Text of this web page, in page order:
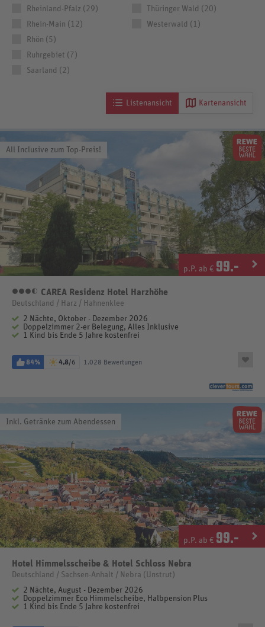
Rheinland-Pfalz (29)
Rhein-Main (12)
Rhön (5)
Ruhrgebiet (7)
Saarland (2)
Thüringer Wald (20)
Westerwald (1)
Listenansicht Kartenansicht
All Inclusive zum Top-Preis!
p.P. ab € 99.-
3,5 Sterne
CAREA Residenz Hotel Harzhöhe
Deutschland / Harz / Hahnenklee
2 Nächte, Oktober - Dezember 2026
Doppelzimmer 2-er Belegung, Alles Inklusive
1 Kind bis Ende 5 Jahre kostenfrei
84% 4,8/6 1.028 Bewertungen
Inkl. Getränke zum Abendessen
p.P. ab € 99.-
Hotel Himmelsscheibe & Hotel Schloss Nebra
Deutschland / Sachsen-Anhalt / Nebra (Unstrut)
2 Nächte, August - Dezember 2026
Doppelzimmer Eco Himmelscheibe, Halbpension Plus
1 Kind bis Ende 5 Jahre kostenfrei